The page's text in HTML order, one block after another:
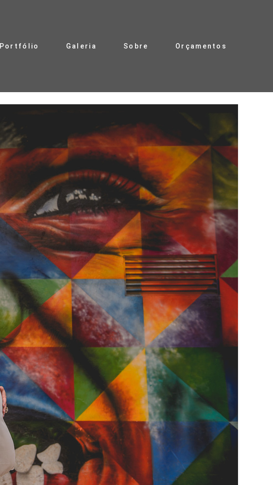
Portfólio Galeria Sobre Orçamentos